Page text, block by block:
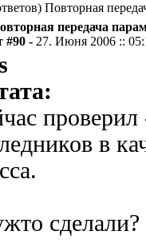
Повторная
передача
#90 - 27. Июня 2006 ::
проверил
в